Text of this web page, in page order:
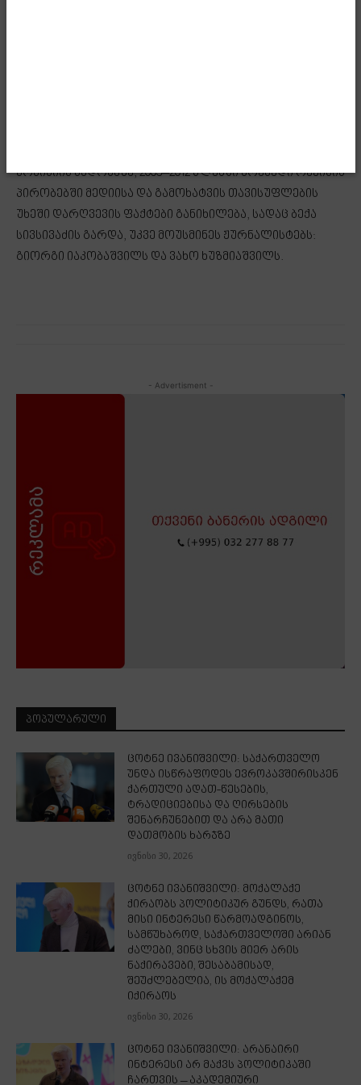
კომისიის სხდომაზე, 2003–2012 წლებში მოქმედი რეჟიმის
პირობებში მედიისა და გამოხატვის თავისუფლების
უხეში დარღვევის ფაქტები განიხილება, სადაც ბექა
სივსივაძის გარდა, უკვე მოუსმინეს ჟურნალისტებს:
გიორგი იაკობაშვილს და ვახო ხუზმიაშვილს.
- Advertisment -
ᲞᲝᲞᲣᲚᲐᲠᲣᲚᲘ
ცოტნე ივანიშვილი: საქართველო
უნდა ისწრაფოდეს ევროკავშირისკენ
ქართული ადათ-წესების,
ტრადიციებისა და ღირსების
შენარჩუნებით და არა მათი
დათმობის ხარჯზე
ივნისი 30, 2026
ცოტნე ივანიშვილი: მოქალაქე
ქირაობს პოლიტიკურ გუნდს, რათა
მისი ინტერესი წარმოადგინოს,
სამწუხაროდ, საქართველოში არიან
ძალები, ვინც სხვის მიერ არის
ნაქირავები, შესაბამისად,
შეუძლებელია, ის მოქალაქემ
იქირაოს
ივნისი 30, 2026
ცოტნე ივანიშვილი: არანაირი
ინტერესი არ მაქვს პოლიტიკაში
ჩართვის – აკადემიური